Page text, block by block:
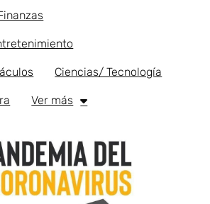
Ciencias/ Tecnología
Ver más